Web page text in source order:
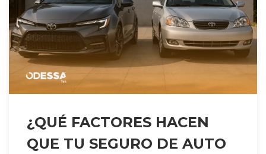
¿QUÉ FACTORES HACEN
QUE TU SEGURO DE AUTO